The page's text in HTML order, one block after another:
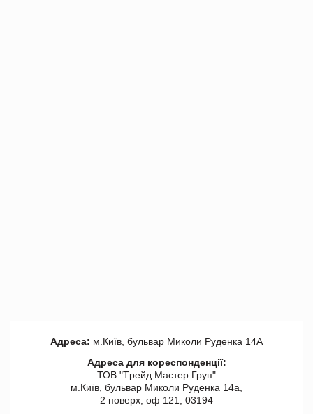
Адреса: м.Київ, бульвар Миколи Руденка 14А
Адреса для кореспонденції:
ТОВ "Tрейд Мастер Груп"
м.Київ, бульвар Миколи Руденка 14а,
2 поверх, оф 121, 03194